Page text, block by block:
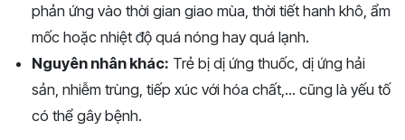
phản ứng vào thời gian giao mùa, thời tiết hanh khô, ẩm
mốc hoặc nhiệt độ quá nóng hay quá lạnh.
Nguyên nhân khác: Trẻ bị dị ứng thuốc, dị ứng hải
sản, nhiễm trùng, tiếp xúc với hóa chất,... cũng là yếu tố
có thể gây bệnh.